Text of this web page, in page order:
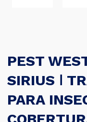
PEST
SIRIUS ǀ
PARA